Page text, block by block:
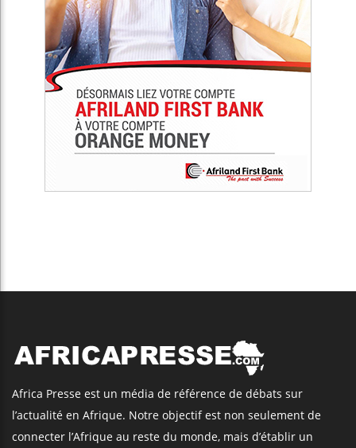
Africa Presse est un média de référence de débats sur
l’actualité en Afrique. Notre objectif est non seulement de
connecter l’Afrique au reste du monde, mais d’établir un